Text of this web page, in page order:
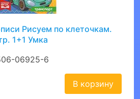
Рисуем по клеточкам.
1+1 Умка
06925-6
В корзину